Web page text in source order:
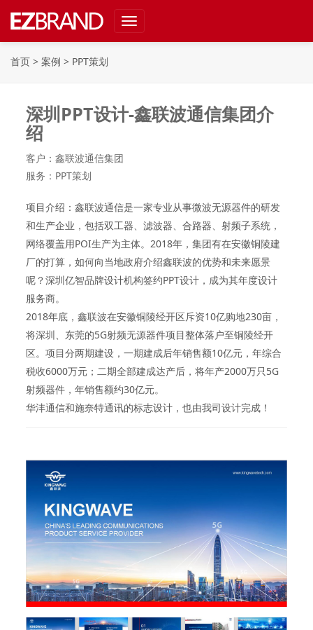
Toggle
navigation
首页 > 案例 > PPT策划
深圳PPT设计-鑫联波通信集团介
绍
客户：鑫联波通信集团
服务：PPT策划
项目介绍：鑫联波通信是一家专业从事微波无源器件的研发
和生产企业，包括双工器、滤波器、合路器、射频子系统，
网络覆盖用POI生产为主体。2018年，集团有在安徽铜陵建
厂的打算，如何向当地政府介绍鑫联波的优势和未来愿景
呢？深圳亿智品牌设计机构签约PPT设计，成为其年度设计
服务商。
2018年底，鑫联波在安徽铜陵经开区斥资10亿购地230亩，
将深圳、东莞的5G射频无源器件项目整体落户至铜陵经开
区。项目分两期建设，一期建成后年销售额10亿元，年综合
税收6000万元；二期全部建成达产后，将年产2000万只5G
射频器件，年销售额约30亿元。
华沣通信和施奈特通讯的标志设计，也由我司设计完成！